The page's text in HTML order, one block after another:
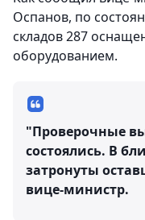
Оспанов, по
складов 287
оборудованием.
"Проверочные
состоялись. В
затронуты
вице-министр.